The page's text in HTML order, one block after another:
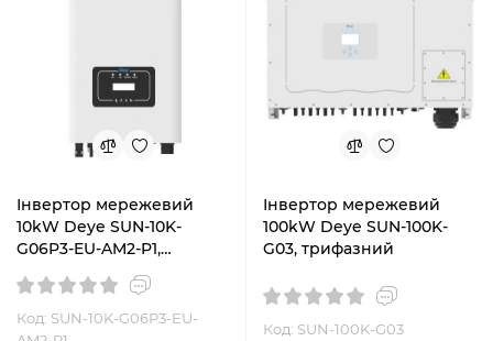
Інвертор мережевий
10kW Deye SUN-10K-
G06P3-EU-AM2-P1,
Код: SUN-10K-G06P3-EU-
Інвертор мережевий
100kW Deye SUN-100K-
G03, трифазний
Код: SUN-100K-G03